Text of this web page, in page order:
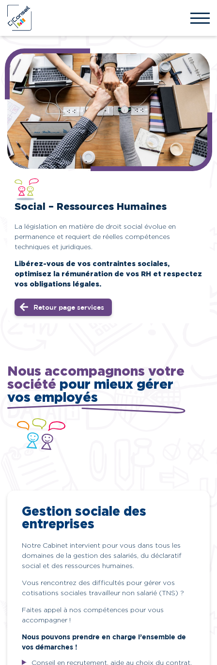
Social – Ressources Humaines
La législation en matière de droit social évolue en
permanence et requiert de réelles compétences
techniques et juridiques.
Libérez-vous de vos contraintes sociales,
optimisez la rémunération de vos RH et respectez
vos obligations légales.
Retour page services
Nous accompagnons votre
société pour mieux gérer
vos employés
Gestion sociale des
entreprises
Notre Cabinet intervient pour vous dans tous les
domaines de la gestion des salariés, du déclaratif
social et des ressources humaines.
Vous rencontrez des difficultés pour gérer vos
cotisations sociales travailleur non salarié (TNS) ?
Faites appel à nos compétences pour vous
accompagner !
Nous pouvons prendre en charge l’ensemble de
vos démarches !
Conseil en recrutement, aide au choix du contrat,